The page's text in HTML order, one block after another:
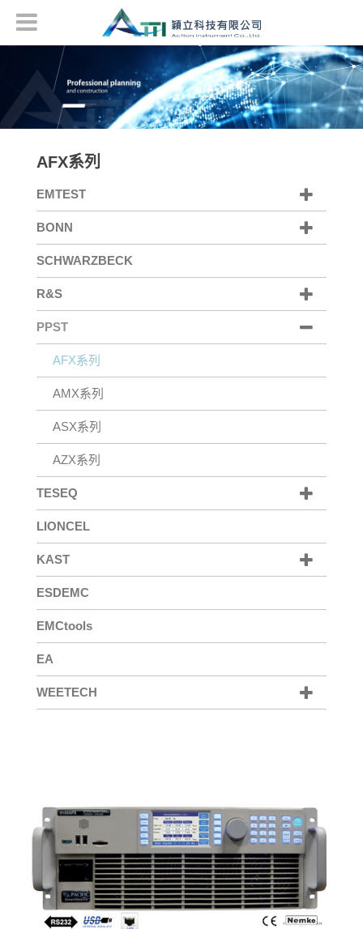
AFX系列
EMTEST
BONN
SCHWARZBECK
R&S
PPST
AFX系列
AMX系列
ASX系列
AZX系列
TESEQ
LIONCEL
KAST
ESDEMC
EMCtools
EA
WEETECH